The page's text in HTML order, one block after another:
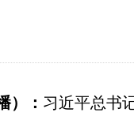
： 习近平总书